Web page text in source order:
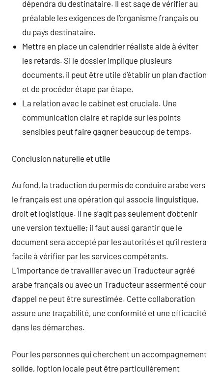
dépendra du destinataire. Il est sage de vérifier au
préalable les exigences de l’organisme français ou
du pays destinataire.
Mettre en place un calendrier réaliste aide à éviter
les retards. Si le dossier implique plusieurs
documents, il peut être utile d’établir un plan d’action
et de procéder étape par étape.
La relation avec le cabinet est cruciale. Une
communication claire et rapide sur les points
sensibles peut faire gagner beaucoup de temps.
Conclusion naturelle et utile
Au fond, la traduction du permis de conduire arabe vers
le français est une opération qui associe linguistique,
droit et logistique. Il ne s’agit pas seulement d’obtenir
une version textuelle; il faut aussi garantir que le
document sera accepté par les autorités et qu’il restera
facile à vérifier par les services compétents.
L’importance de travailler avec un Traducteur agréé
arabe français ou avec un Traducteur assermenté cour
d’appel ne peut être surestimée. Cette collaboration
assure une traçabilité, une conformité et une efficacité
dans les démarches.
Pour les personnes qui cherchent un accompagnement
solide, l’option locale peut être particulièrement